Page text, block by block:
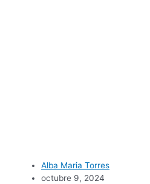
Alba Maria Torres
octubre 9, 2024